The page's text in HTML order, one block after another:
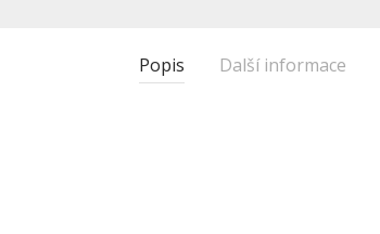
Popis Další informace